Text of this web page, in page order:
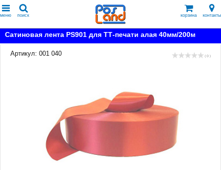
меню поиск корзина контакты
Сатиновая лента PS901 для ТТ-печати алая 40мм/200м
Артикул: 001 040 ( 0 )